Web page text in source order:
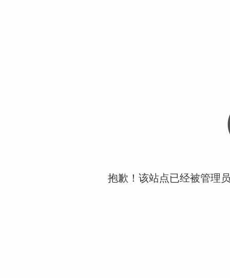
抱歉！该站点已经被管理